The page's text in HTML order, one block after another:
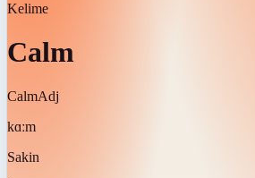
Kelime
Calm
CalmAdj
kɑːm
Sakin